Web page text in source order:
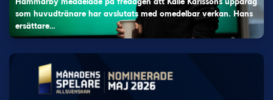
som huvudtränare har avslutats med omedelbar verkan. Hans
ersättare…